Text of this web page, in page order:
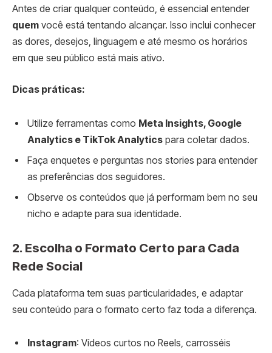
Antes de criar qualquer conteúdo, é essencial entender
quem você está tentando alcançar. Isso inclui conhecer
as dores, desejos, linguagem e até mesmo os horários
em que seu público está mais ativo.
Dicas práticas:
Utilize ferramentas como Meta Insights, Google
Analytics e TikTok Analytics para coletar dados.
Faça enquetes e perguntas nos stories para entender
as preferências dos seguidores.
Observe os conteúdos que já performam bem no seu
nicho e adapte para sua identidade.
2. Escolha o Formato Certo para Cada
Rede Social
Cada plataforma tem suas particularidades, e adaptar
seu conteúdo para o formato certo faz toda a diferença.
Instagram: Vídeos curtos no Reels, carrosséis